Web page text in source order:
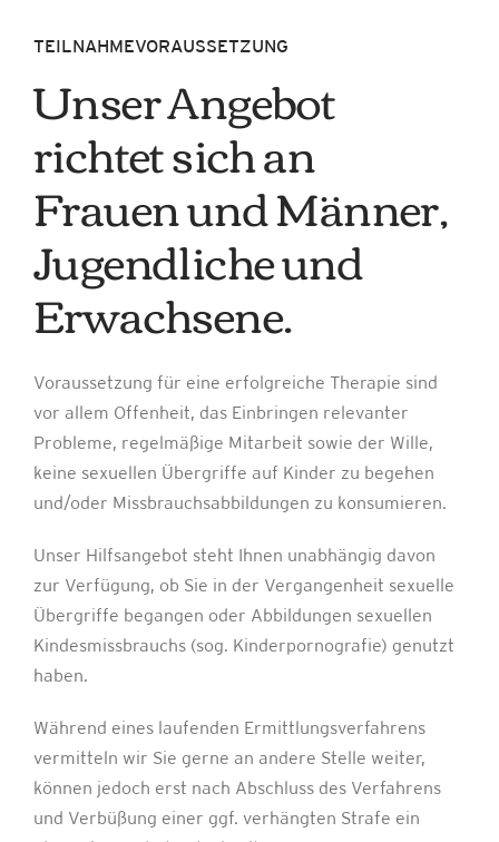
TEILNAHMEVORAUSSETZUNG
Unser Angebot
richtet sich an
Frauen und Männer,
Jugendliche und
Erwachsene.
Voraussetzung für eine erfolgreiche Therapie sind
vor allem Offenheit, das Einbringen relevanter
Probleme, regelmäßige Mitarbeit sowie der Wille,
keine sexuellen Übergriffe auf Kinder zu begehen
und/oder Missbrauchsabbildungen zu konsumieren.
Unser Hilfsangebot steht Ihnen unabhängig davon
zur Verfügung, ob Sie in der Vergangenheit sexuelle
Übergriffe begangen oder Abbildungen sexuellen
Kindesmissbrauchs (sog. Kinderpornografie) genutzt
haben.
Während eines laufenden Ermittlungsverfahrens
vermitteln wir Sie gerne an andere Stelle weiter,
können jedoch erst nach Abschluss des Verfahrens
und Verbüßung einer ggf. verhängten Strafe ein